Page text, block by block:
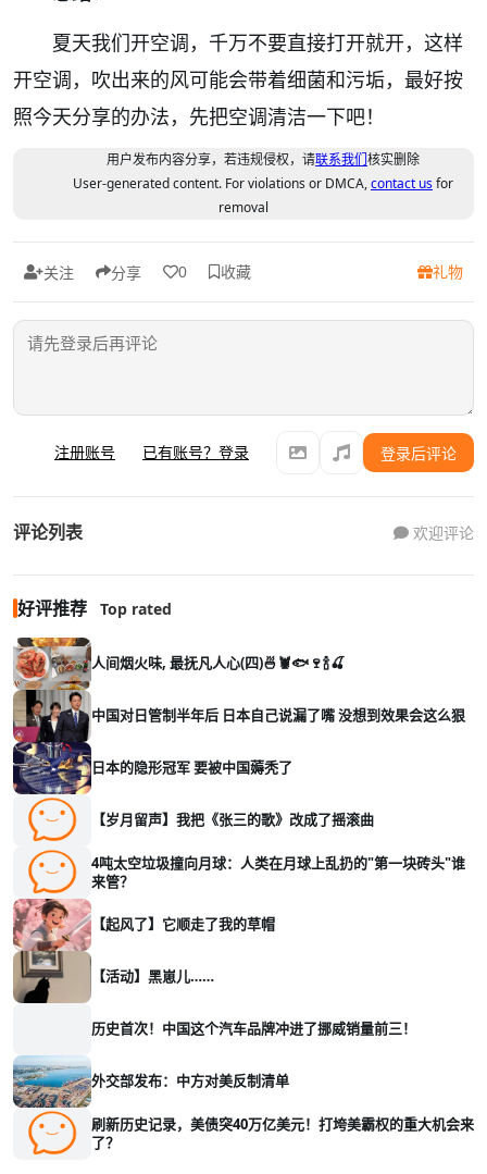
夏天我们开空调，千万不要直接打开就开，这样
开空调，吹出来的风可能会带着细菌和污垢，最好按
照今天分享的办法，先把空调清洁一下吧！
用户发布内容分享，若违规侵权，请联系我们核实删除
User-generated content. For violations or DMCA,contact usfor
removal
关注 分享 0 收藏 礼物
注册账号 已有账号？登录 登录后评论
评论列表 欢迎评论
好评推荐 Top rated
人间烟火味, 最抚凡人心(四)🍜🦞🐟🍷🍾🍒
中国对日管制半年后 日本自己说漏了嘴 没想到效果会这么狠
日本的隐形冠军 要被中国薅秃了
【岁月留声】我把《张三的歌》改成了摇滚曲
4吨太空垃圾撞向月球：人类在月球上乱扔的"第一块砖头"谁
来管？
【起风了】它顺走了我的草帽
【活动】黑崽儿……
历史首次！中国这个汽车品牌冲进了挪威销量前三！
外交部发布：中方对美反制清单
刷新历史记录，美债突40万亿美元！打垮美霸权的重大机会来
了？